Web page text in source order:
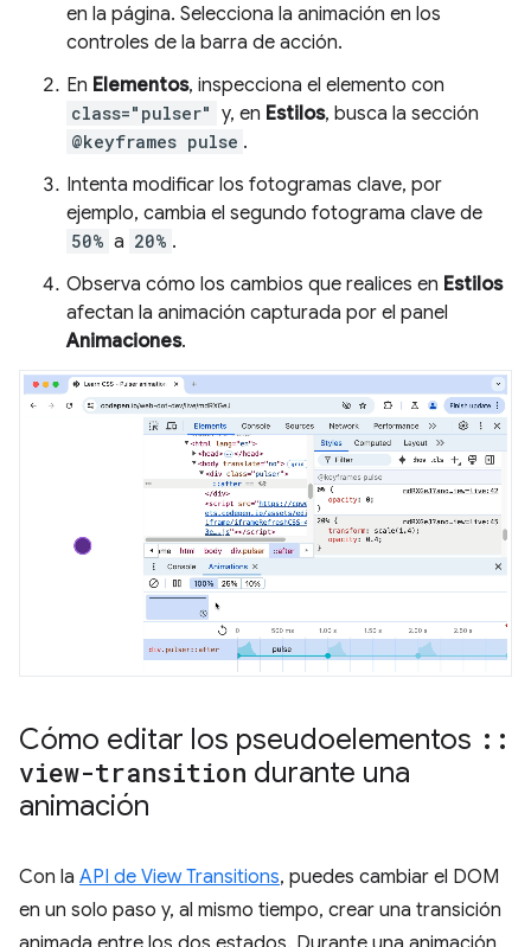
en la página. Selecciona la animación en los
controles de la barra de acción.
En Elementos, inspecciona el elemento con
class="pulser" y, en Estilos, busca la sección
@keyframes pulse .
Intenta modificar los fotogramas clave, por
ejemplo, cambia el segundo fotograma clave de
50% a 20% .
Observa cómo los cambios que realices en Estilos
afectan la animación capturada por el panel
Animaciones.
Cómo editar los pseudoelementos ::
view-transition durante una
animación
Con la API de View Transitions, puedes cambiar el DOM
en un solo paso y, al mismo tiempo, crear una transición